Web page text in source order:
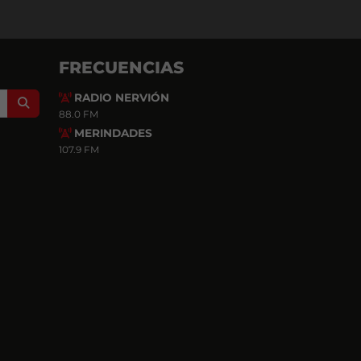
Search
FRECUENCIAS
RADIO NERVIÓN
88.0 FM
MERINDADES
107.9 FM